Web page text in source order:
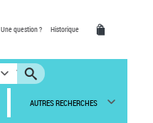
Une question ? Historique
AUTRES RECHERCHES